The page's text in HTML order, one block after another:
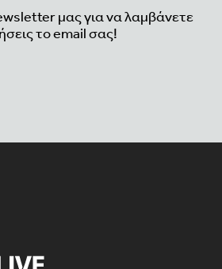
μας για να λαμβάνετε
το email σας!